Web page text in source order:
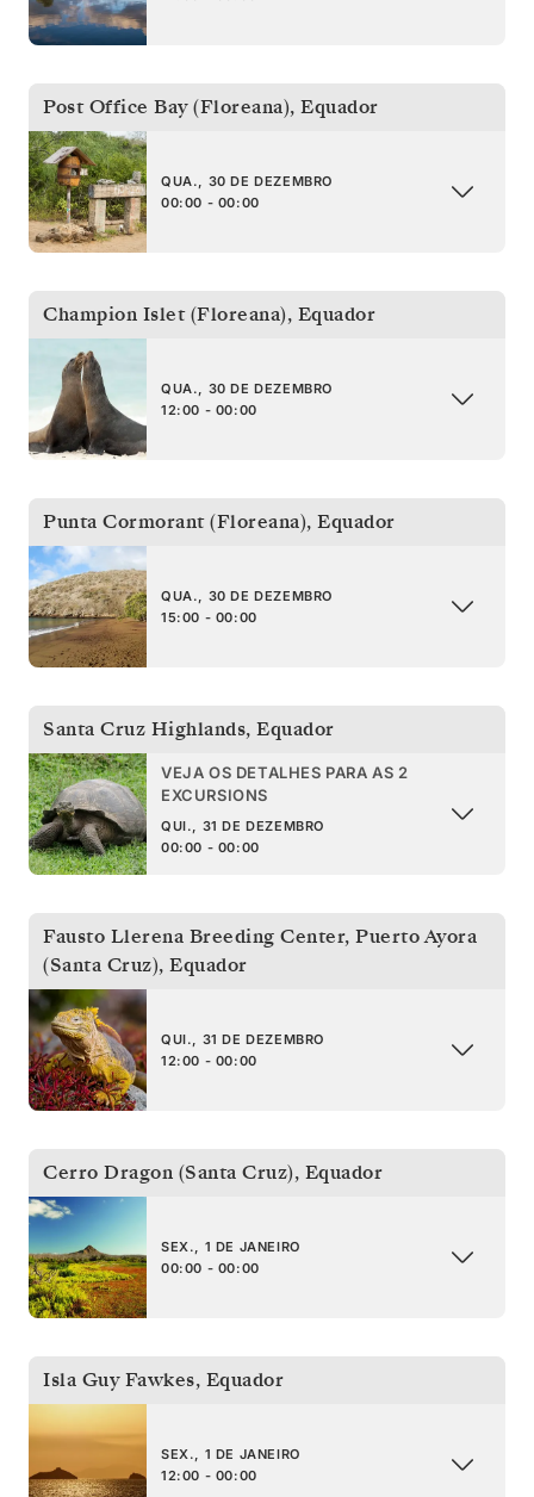
Post Office Bay (Floreana), Equador
QUA., 30 DE DEZEMBRO
00:00 - 00:00
Champion Islet (Floreana), Equador
QUA., 30 DE DEZEMBRO
12:00 - 00:00
Punta Cormorant (Floreana), Equador
QUA., 30 DE DEZEMBRO
15:00 - 00:00
Santa Cruz Highlands, Equador
VEJA OS DETALHES PARA AS 2
EXCURSIONS
QUI., 31 DE DEZEMBRO
00:00 - 00:00
Fausto Llerena Breeding Center, Puerto Ayora
(Santa Cruz), Equador
QUI., 31 DE DEZEMBRO
12:00 - 00:00
Cerro Dragon (Santa Cruz), Equador
SEX., 1 DE JANEIRO
00:00 - 00:00
Isla Guy Fawkes, Equador
SEX., 1 DE JANEIRO
12:00 - 00:00